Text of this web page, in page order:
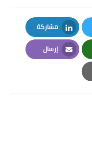
مشاركة
LinkedIn
إرسال
Email